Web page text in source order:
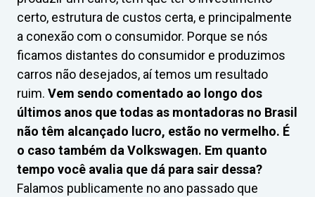
certo, estrutura de custos certa, e principalmente
a conexão com o consumidor. Porque se nós
ficamos distantes do consumidor e produzimos
carros não desejados, aí temos um resultado
ruim. Vem sendo comentado ao longo dos
últimos anos que todas as montadoras no Brasil
não têm alcançado lucro, estão no vermelho. É
o caso também da Volkswagen. Em quanto
tempo você avalia que dá para sair dessa?
Falamos publicamente no ano passado que